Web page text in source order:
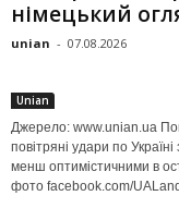
німецький
unian - 07.08.2026
Unian
Джерело: www.unian.ua
повітряні удари по
менш оптимістичними в
фото facebook.com/